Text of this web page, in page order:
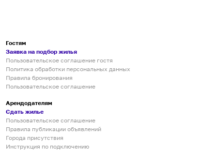
Гостям
Заявка на подбор жилья
Пользовательское соглашение гостя
Политика обработки персональных данных
Правила бронирования
Пользовательское соглашение
Арендодателям
Сдать жилье
Пользовательское соглашение
Правила публикации объявлений
Города присутствия
Инструкция по подключению